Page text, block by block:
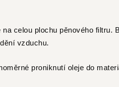
celou plochu pěnového filtru.
vzduchu.
proniknutí oleje do